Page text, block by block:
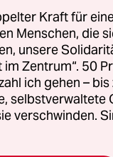
und Disco
Kraft für
Menschen, die
unsere
im Zentrum“. 50
ich gehen –
selbstverwaltete
verschwinden.